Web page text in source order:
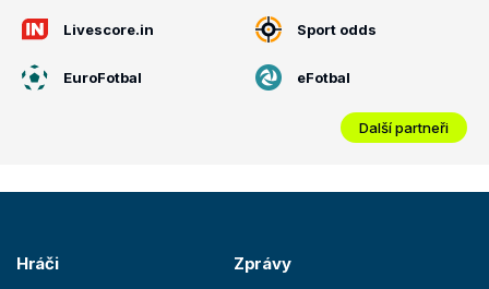
Livescore.in Sport odds
EuroFotbal eFotbal
Další partneři
Hráči Zprávy